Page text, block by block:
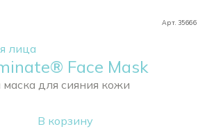
Арт. 35666
лица
Face Mask
для сияния кожи
В корзину